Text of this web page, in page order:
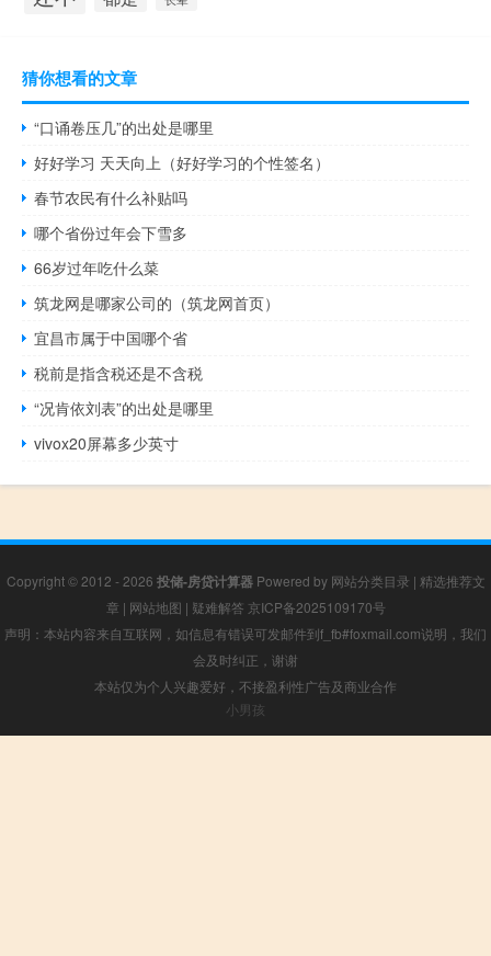
猜你想看的文章
“口诵卷压几”的出处是哪里
好好学习 天天向上（好好学习的个性签名）
春节农民有什么补贴吗
哪个省份过年会下雪多
66岁过年吃什么菜
筑龙网是哪家公司的（筑龙网首页）
宜昌市属于中国哪个省
税前是指含税还是不含税
“况肯依刘表”的出处是哪里
vivox20屏幕多少英寸
Copyright © 2012 - 2026 投储-房贷计算器Powered by 网站分类目录 | 精选推荐文
章 | 网站地图 | 疑难解答 京ICP备2025109170号
声明：本站内容来自互联网，如信息有错误可发邮件到f_fb#foxmail.com说明，我们
会及时纠正，谢谢
本站仅为个人兴趣爱好，不接盈利性广告及商业合作
小男孩